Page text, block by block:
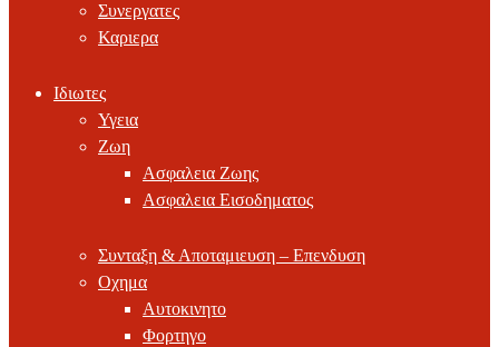
Συνεργατες
Καριερα
Ιδιωτες
Υγεια
Ζωη
Ασφαλεια Ζωης
Ασφαλεια Εισοδηματος
Συνταξη & Αποταμιευση – Επενδυση
Οχημα
Αυτοκινητο
Φορτηγο